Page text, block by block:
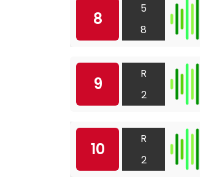
8
5
8
9
R
2
10
R
2